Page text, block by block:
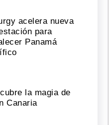
acelera nueva
para
Panamá
la magia de
Canaria